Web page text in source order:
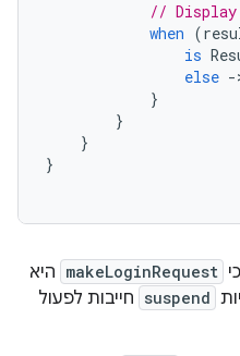
//
when (
is
else -
}
}
}
}
makeLoginRequest היא
suspend חייבות לפעול